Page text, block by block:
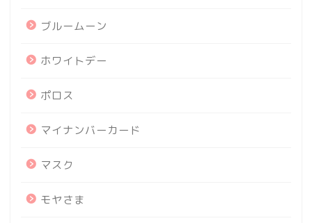
ブルームーン
ホワイトデー
ポロス
マイナンバーカード
マスク
モヤさま